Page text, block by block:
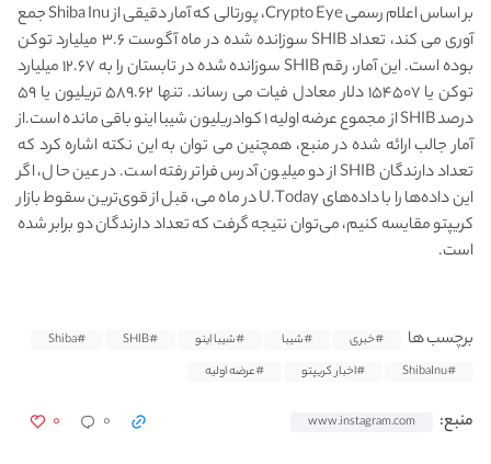
بر اساس اعلام رسمی Crypto Eye، پورتالی که آمار دقیقی از Shiba Inu جمع
آوری می کند، تعداد SHIB سوزانده شده در ماه آگوست ۳.۶ میلیارد توکن
بوده است. این آمار، رقم SHIB سوزانده شده در تابستان را به ۱۲.۶۷ میلیارد
توکن یا ۱۵۴۵۰۷ دلار معادل فیات می رساند. تنها ۵۸۹.۶۲ تریلیون یا ۵۹
درصد SHIB از مجموع عرضه اولیه ۱ کوادریلیون شیبا اینو باقی مانده است.از
آمار جالب ارائه شده در منبع، همچنین می توان به این نکته اشاره کرد که
تعداد دارندگان SHIB از دو میلیون آدرس فراتر رفته است. در عین حال، اگر
این داده‌ها را با داده‌های U.Today در ماه می، قبل از قوی‌ترین سقوط بازار
کریپتو مقایسه کنیم، می‌توان نتیجه گرفت که تعداد دارندگان دو برابر شده
است.
برچسب ها #خبری #شیبا #شیبا اینو #SHIB
#Shiba
#ShibaInu
#اخبار کریپتو #عرضه اولیه
منبع: www.instagram.com ۰ ۰